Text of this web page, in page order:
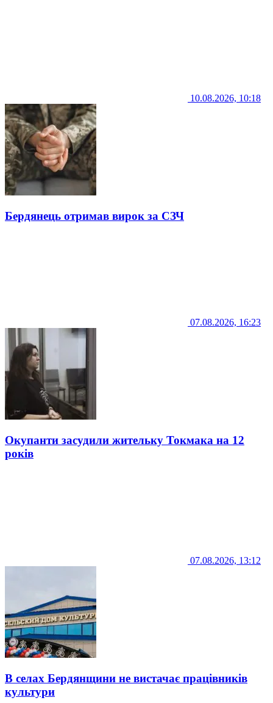
10.08.2026, 10:18
Бердянець отримав вирок за СЗЧ
07.08.2026, 16:23
Окупанти засудили жительку Токмака на 12
років
07.08.2026, 13:12
В селах Бердянщини не вистачає працівників
культури